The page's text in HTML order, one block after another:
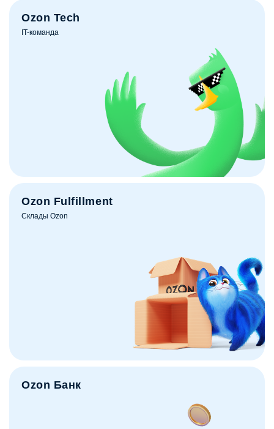
Ozon Tech
IT-команда
Ozon Fulfillment
Склады Ozon
Ozon Банк